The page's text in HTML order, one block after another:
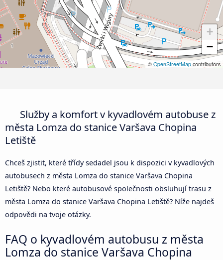
+
−
© OpenStreetMap contributors
Služby a komfort v kyvadlovém autobuse z
města Lomza do stanice Varšava Chopina
Letiště
Chceš zjistit, které třídy sedadel jsou k dispozici v kyvadlových
autobusech z města Lomza do stanice Varšava Chopina
Letiště? Nebo které autobusové společnosti obsluhují trasu z
města Lomza do stanice Varšava Chopina Letiště? Níže najdeš
odpovědi na tvoje otázky.
FAQ o kyvadlovém autobusu z města
Lomza do stanice Varšava Chopina